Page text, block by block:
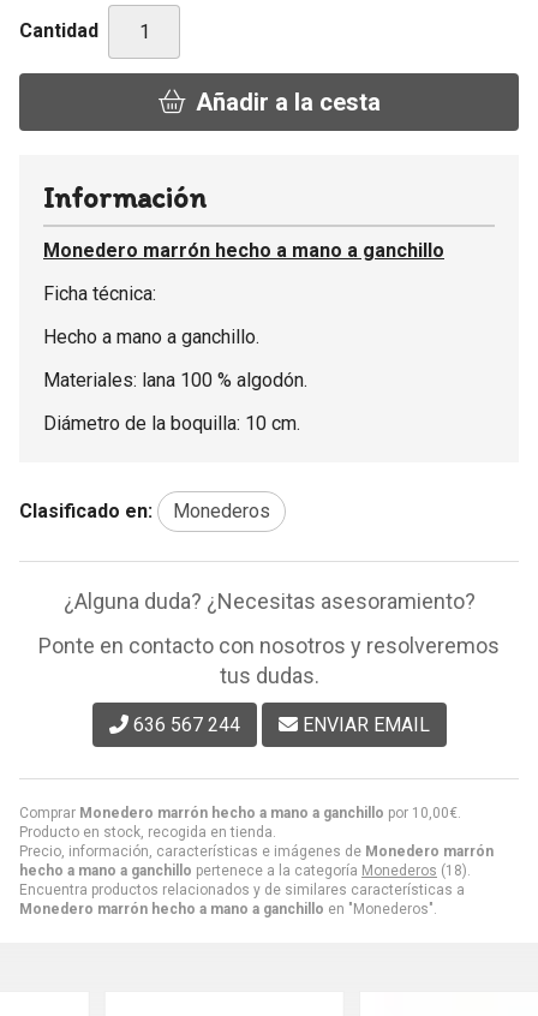
Cantidad
Añadir a la cesta
Comprar Monedero marrón hecho a mano a ganchillo por 10,00€
Producto en stock, recogida en tienda.
Precio, información, características e imágenes de Monedero marrón
hecho a mano a ganchillo pertenece a la categoría Monederos (18).
Encuentra productos relacionados y de similares características a
Monedero marrón hecho a mano a ganchillo en "Monederos".
Información
Monedero marrón hecho a mano a ganchillo
Ficha técnica:
Hecho a mano a ganchillo.
Materiales: lana 100 % algodón.
Diámetro de la boquilla: 10 cm.
Clasificado en: Monederos
¿Alguna duda? ¿Necesitas asesoramiento?
Ponte en contacto con nosotros y resolveremos
tus dudas.
636 567 244 ENVIAR EMAIL